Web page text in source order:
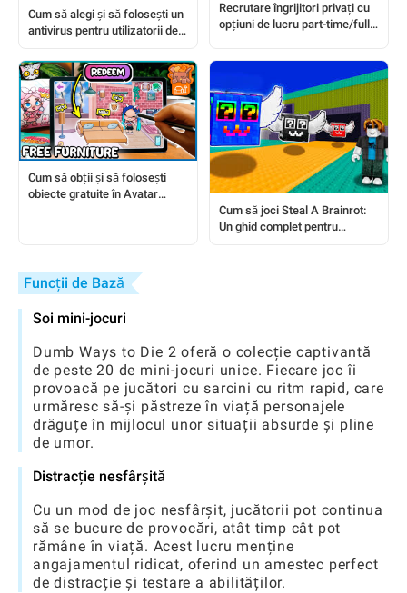
Cum să alegi și să folosești un
antivirus pentru utilizatorii de
pas
Recrutare îngrijitori privați cu
opțiuni de lucru part-time/full-
Cum să obții și să folosești
obiecte gratuite în Avatar
Cum să joci Steal A Brainrot:
Un ghid complet pentru
Funcții de Bază
Soi mini-jocuri
Dumb Ways to Die 2 oferă o colecție captivantă
de peste 20 de mini-jocuri unice. Fiecare joc îi
provoacă pe jucători cu sarcini cu ritm rapid, care
urmăresc să-și păstreze în viață personajele
drăguțe în mijlocul unor situații absurde și pline
de umor.
Distracție nesfârșită
Cu un mod de joc nesfârșit, jucătorii pot continua
să se bucure de provocări, atât timp cât pot
rămâne în viață. Acest lucru menține
angajamentul ridicat, oferind un amestec perfect
de distracție și testare a abilităților.